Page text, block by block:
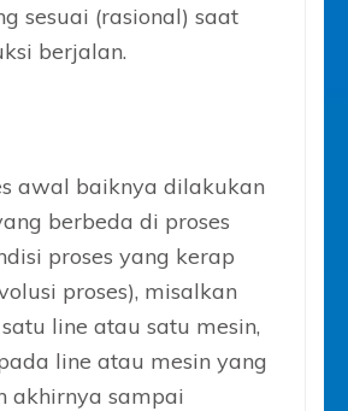
sesuai (rasional) saat
berjalan.
awal baiknya dilakukan
berbeda di proses
proses yang kerap
proses), misalkan
line atau satu mesin,
line atau mesin yang
akhirnya sampai